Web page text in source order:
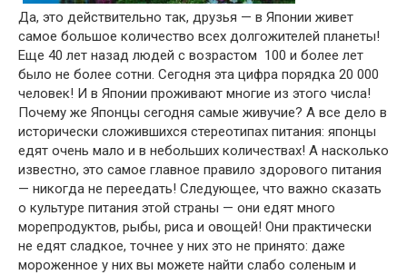
Да, это действительно так, друзья — в Японии живет
самое большое количество всех долгожителей планеты!
Еще 40 лет назад людей с возрастом 100 и более лет
было не более сотни. Сегодня эта цифра порядка 20 000
человек! И в Японии проживают многие из этого числа!
Почему же Японцы сегодня самые живучие? А все дело в
исторически сложившихся стереотипах питания: японцы
едят очень мало и в небольших количествах! А насколько
известно, это самое главное правило здорового питания
— никогда не переедать! Следующее, что важно сказать
о культуре питания этой страны — они едят много
морепродуктов, рыбы, риса и овощей! Они практически
не едят сладкое, точнее у них это не принято: даже
мороженное у них вы можете найти слабо соленым и